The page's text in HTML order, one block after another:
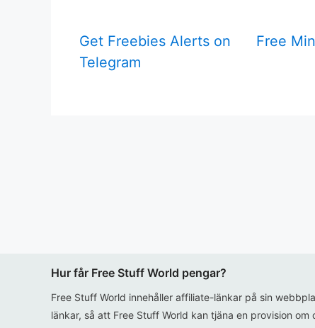
Get Freebies Alerts on
Telegram
Free
Hur får Free Stuff World pengar?
Free Stuff World innehåller affiliate-länkar på sin
länkar, så att Free Stuff World kan tjäna en provision